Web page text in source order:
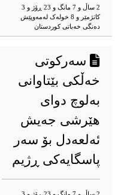
2 ساڵ و 7 مانگ و 23 ڕۆژ و 3
کاتژمێر و 8 خوله‌ک له‌مه‌وپێش‌
دەنگی خەباتی کوردستان
سەرکوتی
خەڵکی بێتاوانی
بەلوچ دوای
هێرشی جەیش
ئەلعەدل بۆ سەر
پاسگایەکی ڕژیم